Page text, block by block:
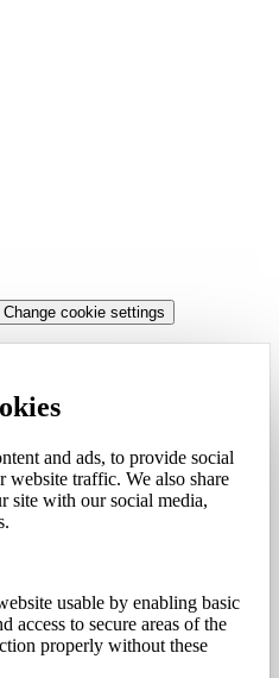
Change cookie settings
and ads, to provide social
website traffic. We also share
site with our social media,
usable by enabling basic
access to secure areas of the
properly without these